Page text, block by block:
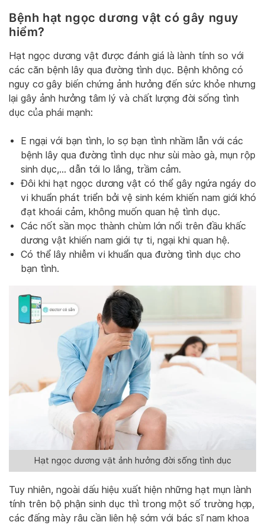
Bệnh hạt ngọc dương vật có gây nguy
hiểm?
Hạt ngọc dương vật được đánh giá là lành tính so với
các căn bệnh lây qua đường tình dục. Bệnh không có
nguy cơ gây biến chứng ảnh hưởng đến sức khỏe nhưng
lại gây ảnh hưởng tâm lý và chất lượng đời sống tình
dục của phái mạnh:
E ngại với bạn tình, lo sợ bạn tình nhầm lẫn với các
bệnh lây qua đường tình dục như sùi mào gà, mụn rộp
sinh dục,… dẫn tới lo lắng, trầm cảm.
Đôi khi hạt ngọc dương vật có thể gây ngứa ngáy do
vi khuẩn phát triển bởi vệ sinh kém khiến nam giới khó
đạt khoái cảm, không muốn quan hệ tình dục.
Các nốt sần mọc thành chùm lớn nổi trên đầu khấc
dương vật khiến nam giới tự ti, ngại khi quan hệ.
Có thể lây nhiễm vi khuẩn qua đường tình dục cho
bạn tình.
Hạt ngọc dương vật ảnh hưởng đời sống tình dục
Tuy nhiên, ngoài dấu hiệu xuất hiện những hạt mụn lành
tính trên bộ phận sinh dục thì trong một số trường hợp,
các đấng mày râu cần liên hệ sớm với bác sĩ nam khoa